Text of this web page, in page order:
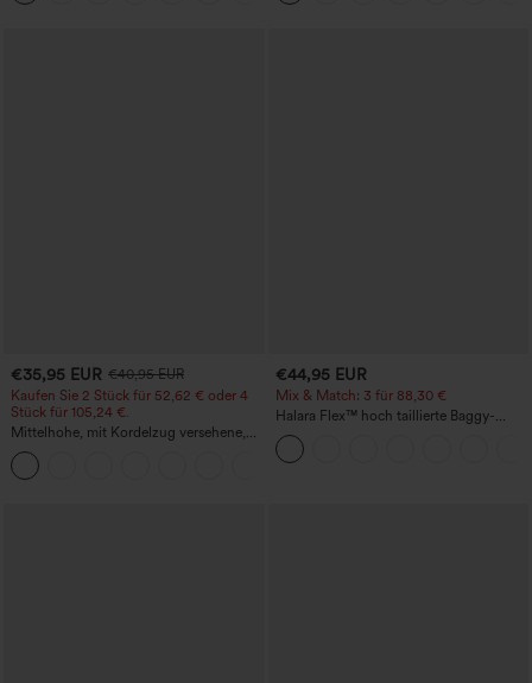
€35,95 EUR €40,95 EUR
Kaufen Sie 2 Stück für 52,62 € oder 4
Stück für 105,24 €.
Mittelhohe, mit Kordelzug versehene,
schnelltrocknende Golfhose mit schmal
zulaufendem Schnitt, abgerundetem
Saum und Taschen – UPF 40+
€44,95 EUR
Mix & Match: 3 für 88,30 €
Halara Flex™ hoch taillierte Baggy-
Jeans mit Taschen, weitem Bein,
stonewashed, lässig